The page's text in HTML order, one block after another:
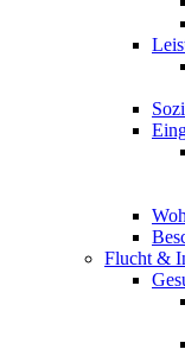
Flucht &